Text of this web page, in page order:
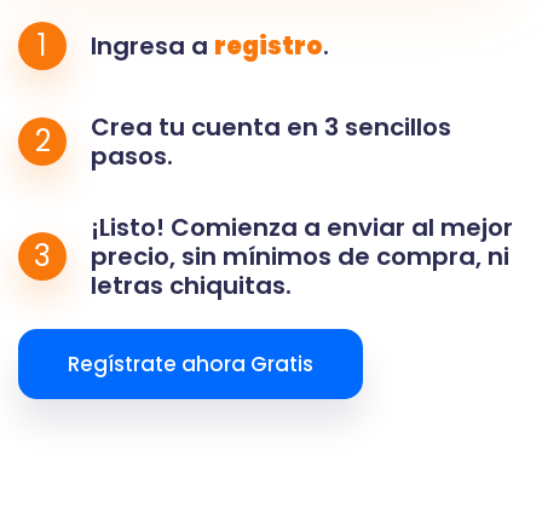
1 Ingresa a registro.
2
Crea tu cuenta en 3 sencillos
pasos.
3
¡Listo! Comienza a enviar al mejor
precio, sin mínimos de compra, ni
letras chiquitas.
Regístrate ahora Gratis